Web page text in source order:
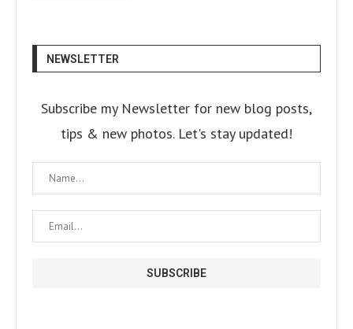
NEWSLETTER
Subscribe my Newsletter for new blog posts,
tips & new photos. Let's stay updated!